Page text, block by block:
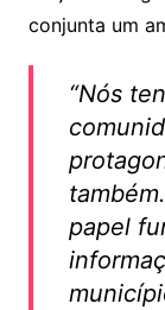
conjunta um
“Nós
papel